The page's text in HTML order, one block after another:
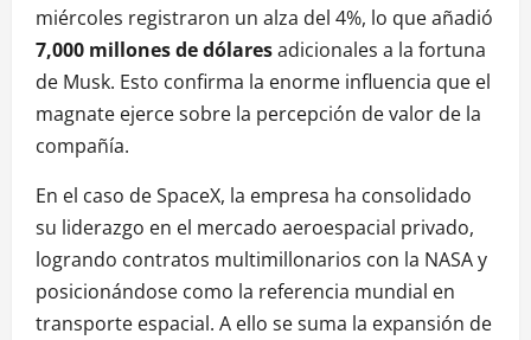
miércoles registraron un alza del 4%, lo que añadió
7,000 millones de dólaresadicionales a la fortuna
de Musk. Esto confirma la enorme influencia que el
magnate ejerce sobre la percepción de valor de la
compañía.
En el caso de SpaceX, la empresa ha consolidado
su liderazgo en el mercado aeroespacial privado,
logrando contratos multimillonarios con la NASA y
posicionándose como la referencia mundial en
transporte espacial. A ello se suma la expansión de